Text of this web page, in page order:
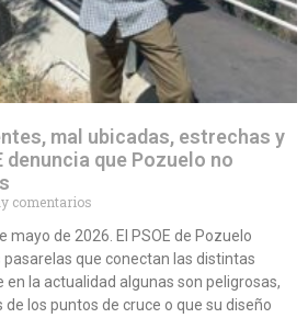
mal ubicadas, estrechas y
denuncia que Pozuelo no
comentarios
mayo de 2026. El PSOE de Pozuelo
que conectan las distintas
en la actualidad algunas son peligrosas,
los puntos de cruce o que su diseño